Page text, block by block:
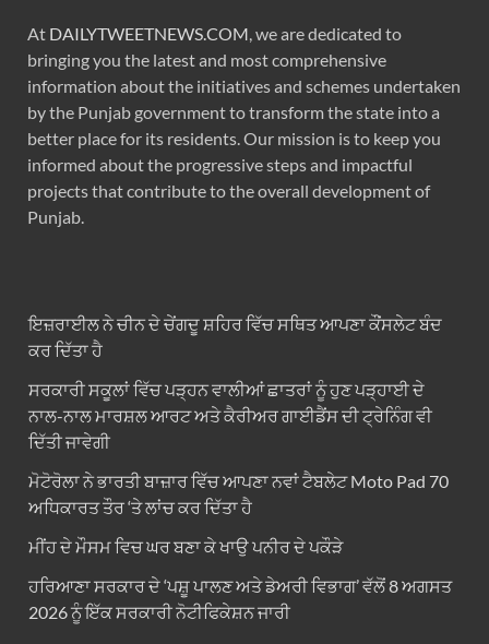
At DAILYTWEETNEWS.COM, we are dedicated to
bringing you the latest and most comprehensive
information about the initiatives and schemes undertaken
by the Punjab government to transform the state into a
better place for its residents. Our mission is to keep you
informed about the progressive steps and impactful
projects that contribute to the overall development of
Punjab.
ਇਜ਼ਰਾਈਲ ਨੇ ਚੀਨ ਦੇ ਚੇਂਗਦੂ ਸ਼ਹਿਰ ਵਿੱਚ ਸਥਿਤ ਆਪਣਾ ਕੌਂਸਲੇਟ ਬੰਦ
ਕਰ ਦਿੱਤਾ ਹੈ
ਸਰਕਾਰੀ ਸਕੂਲਾਂ ਵਿੱਚ ਪੜ੍ਹਨ ਵਾਲੀਆਂ ਛਾਤਰਾਂ ਨੂੰ ਹੁਣ ਪੜ੍ਹਾਈ ਦੇ
ਨਾਲ-ਨਾਲ ਮਾਰਸ਼ਲ ਆਰਟ ਅਤੇ ਕੈਰੀਅਰ ਗਾਈਡੈਂਸ ਦੀ ਟ੍ਰੇਨਿੰਗ ਵੀ
ਦਿੱਤੀ ਜਾਵੇਗੀ
ਮੋਟੋਰੋਲਾ ਨੇ ਭਾਰਤੀ ਬਾਜ਼ਾਰ ਵਿੱਚ ਆਪਣਾ ਨਵਾਂ ਟੈਬਲੇਟ Moto Pad 70
ਅਧਿਕਾਰਤ ਤੌਰ ‘ਤੇ ਲਾਂਚ ਕਰ ਦਿੱਤਾ ਹੈ
ਮੀਂਹ ਦੇ ਮੌਸਮ ਵਿਚ ਘਰ ਬਣਾ ਕੇ ਖਾਉ ਪਨੀਰ ਦੇ ਪਕੌੜੇ
ਹਰਿਆਣਾ ਸਰਕਾਰ ਦੇ ‘ਪਸ਼ੂ ਪਾਲਣ ਅਤੇ ਡੇਅਰੀ ਵਿਭਾਗ’ ਵੱਲੋਂ 8 ਅਗਸਤ
2026 ਨੂੰ ਇੱਕ ਸਰਕਾਰੀ ਨੋਟੀਫਿਕੇਸ਼ਨ ਜਾਰੀ